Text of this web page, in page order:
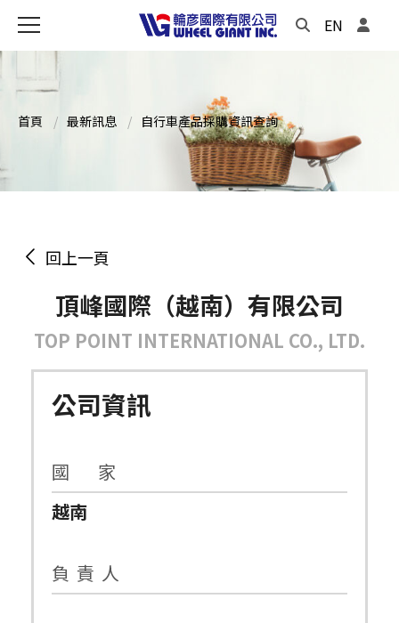
EN
首頁 最新訊息 自行車產品採購資訊查詢
回上一頁
頂峰國際（越南）有限公司
TOP POINT INTERNATIONAL CO., LTD.
公司資訊
國 家
越南
負 責 人